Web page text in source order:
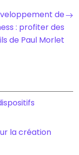
de
: profiter des
de Paul Morlet
la création